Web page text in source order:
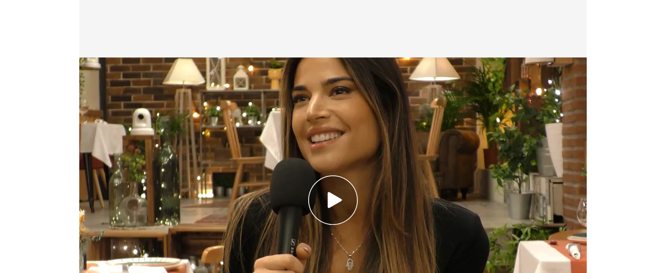
Lidia Santos responde a nuestro cuestionario del amor Cuatro.com
Laura Ceballo
28 OCT 2025 - 12:04h.
La nueva camarera de 'First dates' ha respondido a nuestro
cuestionario del amor
Así ha sido la vida de Lidia Santos desde su paso por 'Supervivientes
2019' hasta su estreno en 'First dates': "He estado viviendo fuera"
Compartir
Lidia Santos se ha convertido en la nueva camarera de'First dates'y
pronto se ha convertido en una más de la familia del programa. Carlos